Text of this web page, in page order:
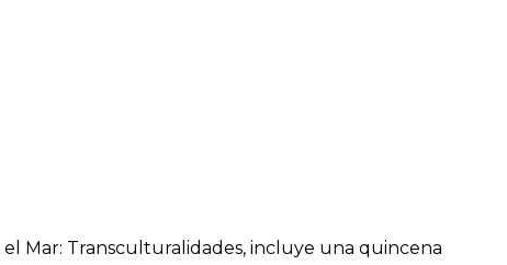
Mar: Transculturalidades, incluye una quincena